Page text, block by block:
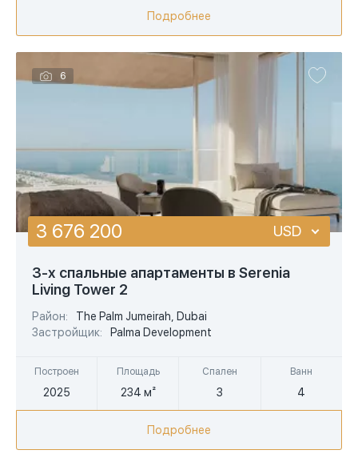
Подробнее
6
3-х спальные апартаменты в Serenia
Living Tower 2
Район:
The Palm Jumeirah, Dubai
Застройщик:
Palma Development
Построен
2025
Площадь
234 м²
Спален
3
Ванн
4
3 676 200 USD
USD
Подробнее